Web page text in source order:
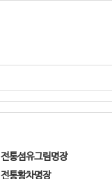
전통섬유그림명장
전통황차명장